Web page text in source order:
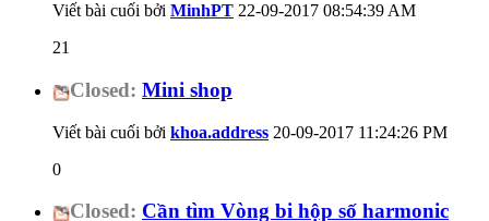
Viết bài cuối bởi MinhPT 22-09-2017 08:54:39 AM
21
Closed: Mini shop
Viết bài cuối bởi khoa.address 20-09-2017 11:24:26 PM
0
Closed: Cần tìm Vòng bi hộp số harmonic